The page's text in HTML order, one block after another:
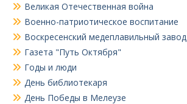
Великая Отечественная война
Военно-патриотическое воспитание
Воскресенский медеплавильный завод
Газета "Путь Октября"
Годы и люди
День библиотекаря
День Победы в Мелеузе